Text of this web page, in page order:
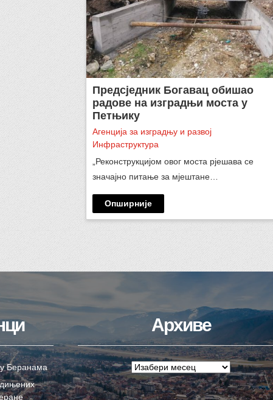
Предсjедник Богавац обишао
радове на изградњи моста у
Петњику
Агенција за изградњу и развој
Инфраструктура
„Реконструкцијом овог моста рјешава се
значајно питање за мјештане…
Опширније
Беранама
Архиве